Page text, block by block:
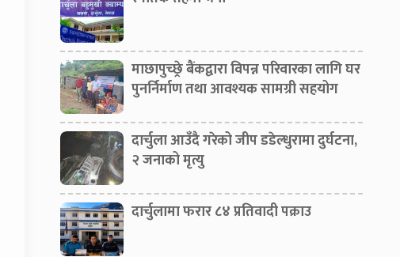
माछापुच्छ्रे बैंकद्वारा विपन्न परिवारका लागि घर
पुनर्निर्माण तथा आवश्यक सामग्री सहयोग
दार्चुला आउँदै गरेको जीप डडेल्धुरामा दुर्घटना,
२ जनाको मृत्यु
दार्चुलामा फरार ८४ प्रतिवादी पक्राउ